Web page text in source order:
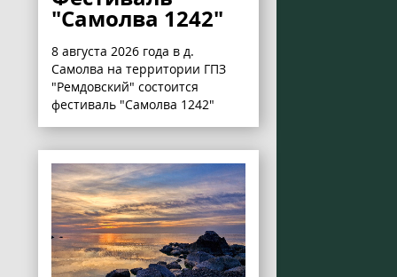
"Самолва 1242"
8 августа 2026 года в д.
Самолва на территории ГПЗ
"Ремдовский" состоится
фестиваль "Самолва 1242"